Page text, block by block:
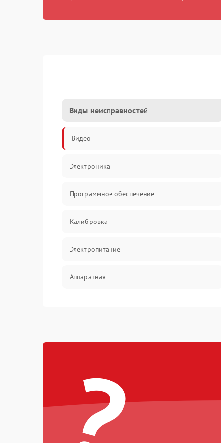
Виды неисправностей
Видео
Электроника
Программное обеспечение
Калибровка
Электропитание
Аппаратная